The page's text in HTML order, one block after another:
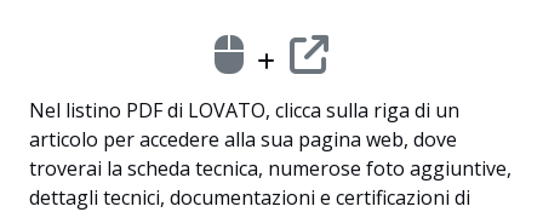
Nel listino PDF di LOVATO, clicca sulla riga di un
articolo per accedere alla sua pagina web, dove
troverai la scheda tecnica, numerose foto aggiuntive,
dettagli tecnici, documentazioni e certificazioni di